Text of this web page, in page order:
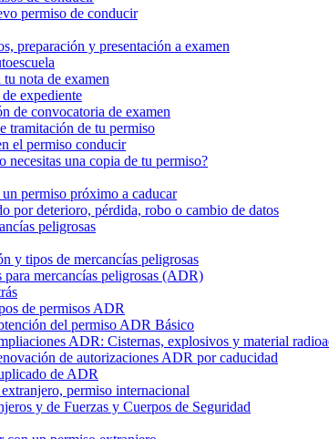
permiso de conducir
preparación y presentación a examen
nota de examen
expediente
de convocatoria de examen
tramitación de tu permiso
el permiso conducir
necesitas una copia de tu permiso?
permiso próximo a caducar
por deterioro, pérdida, robo o cambio de datos
peligrosas
y tipos de mercancías peligrosas
para mercancías peligrosas (ADR)
de permisos ADR
del permiso ADR Básico
ADR: Cisternas, explosivos y material
de autorizaciones ADR por caducidad
de ADR
permiso internacional
y de Fuerzas y Cuerpos de Seguridad